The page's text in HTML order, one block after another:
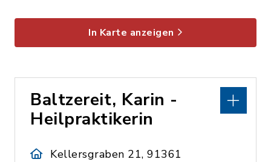
In Karte anzeigen
Baltzereit, Karin -
Heilpraktikerin
Kellersgraben 21, 91361